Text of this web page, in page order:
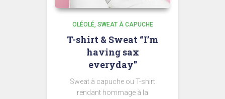
OLÉOLÉ SWEAT À CAPUCHE
T-shirt & Sweat “I’m
having sax
everyday”
Sweat à capuche ou T-shirt
rendant hommage à la